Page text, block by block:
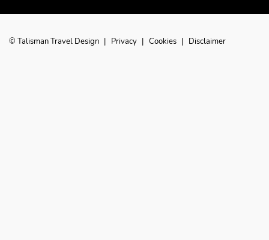
© Talisman Travel Design | Privacy | Cookies | Disclaimer